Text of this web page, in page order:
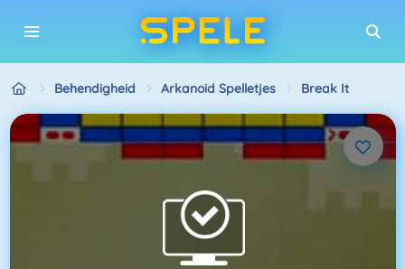
Behendigheid Arkanoid Spelletjes Break It